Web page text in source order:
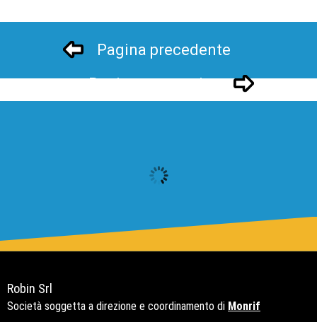
Pagina precedente
Pagina successivo
Robin Srl
Società soggetta a direzione e coordinamento di Monrif